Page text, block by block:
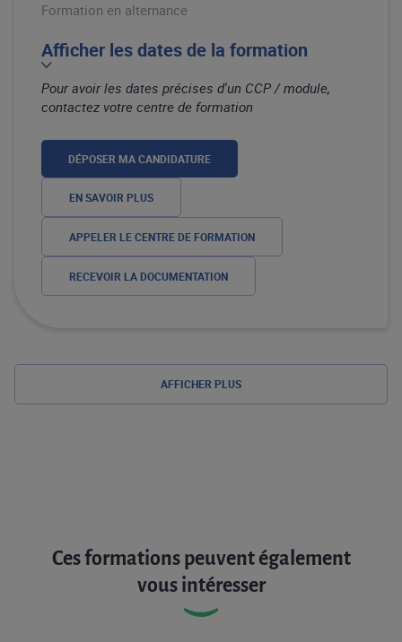
Formation en alternance
Afficher les dates de la formation
Pour avoir les dates précises d'un CCP / module,
contactez votre centre de formation
DÉPOSER MA CANDIDATURE
EN SAVOIR PLUS
APPELER LE CENTRE DE FORMATION
RECEVOIR LA DOCUMENTATION
AFFICHER PLUS
Ces formations peuvent également
vous intéresser